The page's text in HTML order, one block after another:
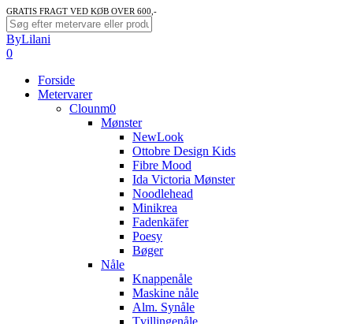
Skip
to
main
content
GRATIS FRAGT VED KØB OVER 600,-
Close
Search
ByLilani
search
account
0
Forside
Metervarer
Clounm0
Mønster
NewLook
Ottobre Design Kids
Fibre Mood
Ida Victoria Mønster
Noodlehead
Minikrea
Fadenkäfer
Poesy
Bøger
Nåle
Knappenåle
Maskine nåle
Alm. Synåle
Tvillingenåle